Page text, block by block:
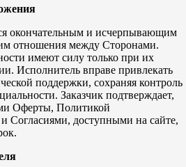
окончательным и исчерпывающим
отношения между Сторонами.
имеют силу только при их
Исполнитель вправе привлекать
поддержки, сохраняя контроль
Заказчик подтверждает,
Оферты, Политикой
Согласиями, доступными на сайте,